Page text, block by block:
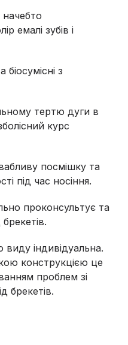
начебто
емалі зубів і
біосумісні з
тертю дуги в
курс
посмішку та
під час носіння.
проконсультує та
виду індивідуальна.
конструкцією це
проблем зі
брекетів.